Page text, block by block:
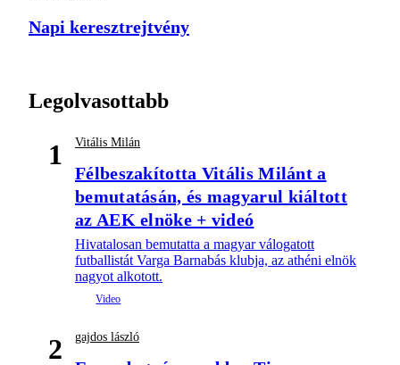
Napi keresztrejtvény
Legolvasottabb
1 Vitális Milán
Félbeszakította Vitális Milánt a
bemutatásán, és magyarul kiáltott
az AEK elnöke + videó
Hivatalosan bemutatta a magyar válogatott
futballistát Varga Barnabás klubja, az athéni elnök
nagyot alkotott.
2 gajdos lászló